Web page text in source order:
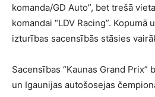
komanda/GD Auto”, bet trešā
komandai “LDV Racing”. Kopumā
izturības sacensībās stāsies
Sacensības “Kaunas Grand Prix”
un Igaunijas autošosejas